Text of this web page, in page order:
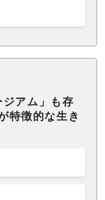
アム」も存
特徴的な生き